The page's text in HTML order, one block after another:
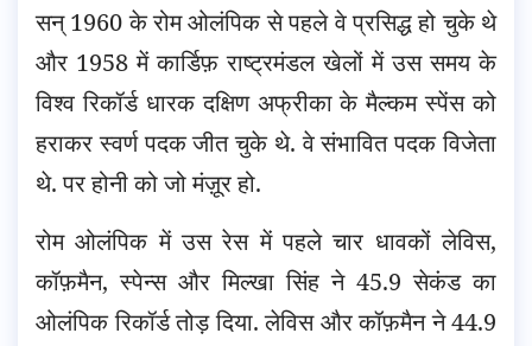
सन् 1960 के रोम ओलंपिक से पहले वे प्रसिद्ध हो चुके थे
और 1958 में कार्डिफ़ राष्ट्रमंडल खेलों में उस समय के
विश्व रिकॉर्ड धारक दक्षिण अफ्रीका के मैल्कम स्पेंस को
हराकर स्वर्ण पदक जीत चुके थे. वे संभावित पदक विजेता
थे. पर होनी को जो मंज़ूर हो.
रोम ओलंपिक में उस रेस में पहले चार धावकों लेविस,
कॉफ़मैन, स्पेन्स और मिल्खा सिंह ने 45.9 सेकंड का
ओलंपिक रिकॉर्ड तोड़ दिया. लेविस और कॉफ़मैन ने 44.9